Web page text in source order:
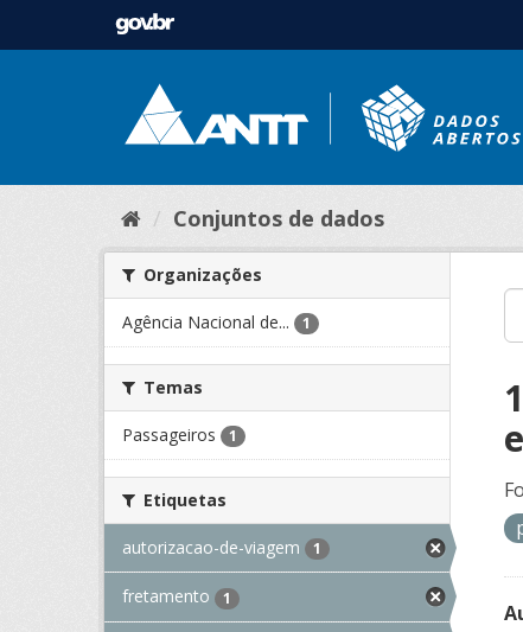
Conjuntos de dados
Organizações
Agência Nacional de... 1
Temas
Passageiros 1
Etiquetas
autorizacao-de-viagem 1
fretamento 1